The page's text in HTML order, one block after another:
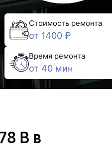
Стоимость ремонта
от 1400 ₽
Время ремонта
от 40 мин
B в